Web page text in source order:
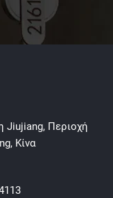
Jiujiang, Περιοχή
Κίνα